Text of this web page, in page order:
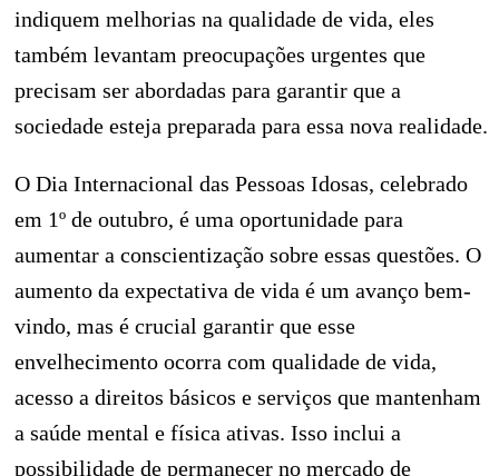
indiquem melhorias na qualidade de vida, eles
também levantam preocupações urgentes que
precisam ser abordadas para garantir que a
sociedade esteja preparada para essa nova realidade.
O Dia Internacional das Pessoas Idosas, celebrado
em 1º de outubro, é uma oportunidade para
aumentar a conscientização sobre essas questões. O
aumento da expectativa de vida é um avanço bem-
vindo, mas é crucial garantir que esse
envelhecimento ocorra com qualidade de vida,
acesso a direitos básicos e serviços que mantenham
a saúde mental e física ativas. Isso inclui a
possibilidade de permanecer no mercado de